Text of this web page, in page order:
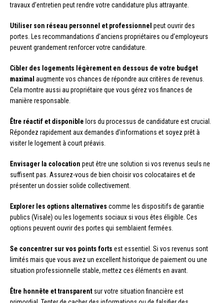
travaux d’entretien peut rendre votre candidature plus attrayante.
Utiliser son réseau personnel et professionnel peut ouvrir des
portes. Les recommandations d’anciens propriétaires ou d’employeurs
peuvent grandement renforcer votre candidature.
Cibler des logements légèrement en dessous de votre budget
maximal augmente vos chances de répondre aux critères de revenus.
Cela montre aussi au propriétaire que vous gérez vos finances de
manière responsable.
Être réactif et disponible lors du processus de candidature est crucial.
Répondez rapidement aux demandes d’informations et soyez prêt à
visiter le logement à court préavis.
Envisager la colocation peut être une solution si vos revenus seuls ne
suffisent pas. Assurez-vous de bien choisir vos colocataires et de
présenter un dossier solide collectivement.
Explorer les options alternatives comme les dispositifs de garantie
publics (Visale) ou les logements sociaux si vous êtes éligible. Ces
options peuvent ouvrir des portes qui semblaient fermées.
Se concentrer sur vos points forts est essentiel. Si vos revenus sont
limités mais que vous avez un excellent historique de paiement ou une
situation professionnelle stable, mettez ces éléments en avant.
Être honnête et transparent sur votre situation financière est